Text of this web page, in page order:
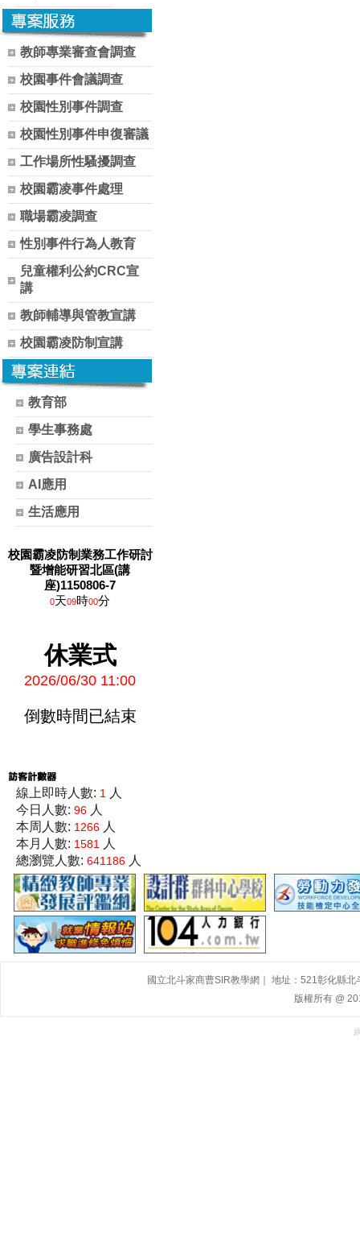
教師專業審查會調查
校園事件會議調查
校園性別事件調查
校園性別事件申復審議
工作場所性騷擾調查
校園霸凌事件處理
職場霸凌調查
性別事件行為人教育
兒童權利公約CRC宣
講
教師輔導與管教宣講
校園霸凌防制宣講
教育部
學生事務處
廣告設計科
AI應用
生活應用
校園霸凌防制業務工作研討
暨增能研習北區(講
座)1150806-7
0天09時00分
休業式
2026/06/30 11:00
倒數時間已結束
線上即時人數: 1
人
今日人數: 96 人
本周人數: 1266 人
本月人數: 1581
人
總瀏覽人數: 641186 人
國立北斗家商曹SIR教學網｜ 地址：521彰化縣
版權所有 @